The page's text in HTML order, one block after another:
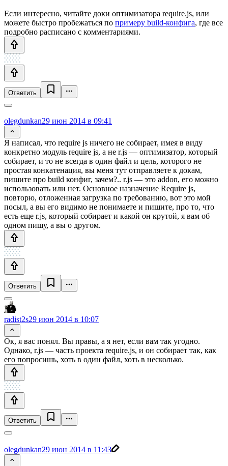
Если интересно, читайте доки оптимизатора require.js, или
можете быстро пробежаться по примеру build-конфига, где все
подробно расписано с комментариями.
Ответить
olegdunkan29 июн 2014 в 09:41
Я написал, что require js ничего не собирает, имея в виду
конкретно модуль require js, а не r.js — оптимизатор, который
собирает, и то не всегда в один файл и цель, которого не
простая конкатенация, вы меня тут отправляете к докам,
пишите про build конфиг, зачем?.. r.js — это addon, его можно
использовать или нет. Основное назначение Require js,
повторю, отложенная загрузка по требованию, вот это мой
посыл, а вы его видимо не понимаете и пишите, про то, что
есть еще r.js, который собирает и какой он крутой, я вам об
одном пишу, а вы о другом.
Ответить
radist2s29 июн 2014 в 10:07
Ок, я вас понял. Вы правы, а я нет, если вам так угодно.
Однако, r.js — часть проекта require.js, и он собирает так, как
его попросишь, хоть в один файл, хоть в несколько.
Ответить
olegdunkan29 июн 2014 в 11:43